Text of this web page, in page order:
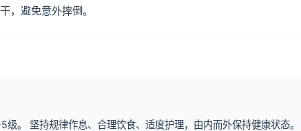
，避免意外摔倒。
。 坚持规律作息、合理饮食、适度护理，由内而外保持健康状态。